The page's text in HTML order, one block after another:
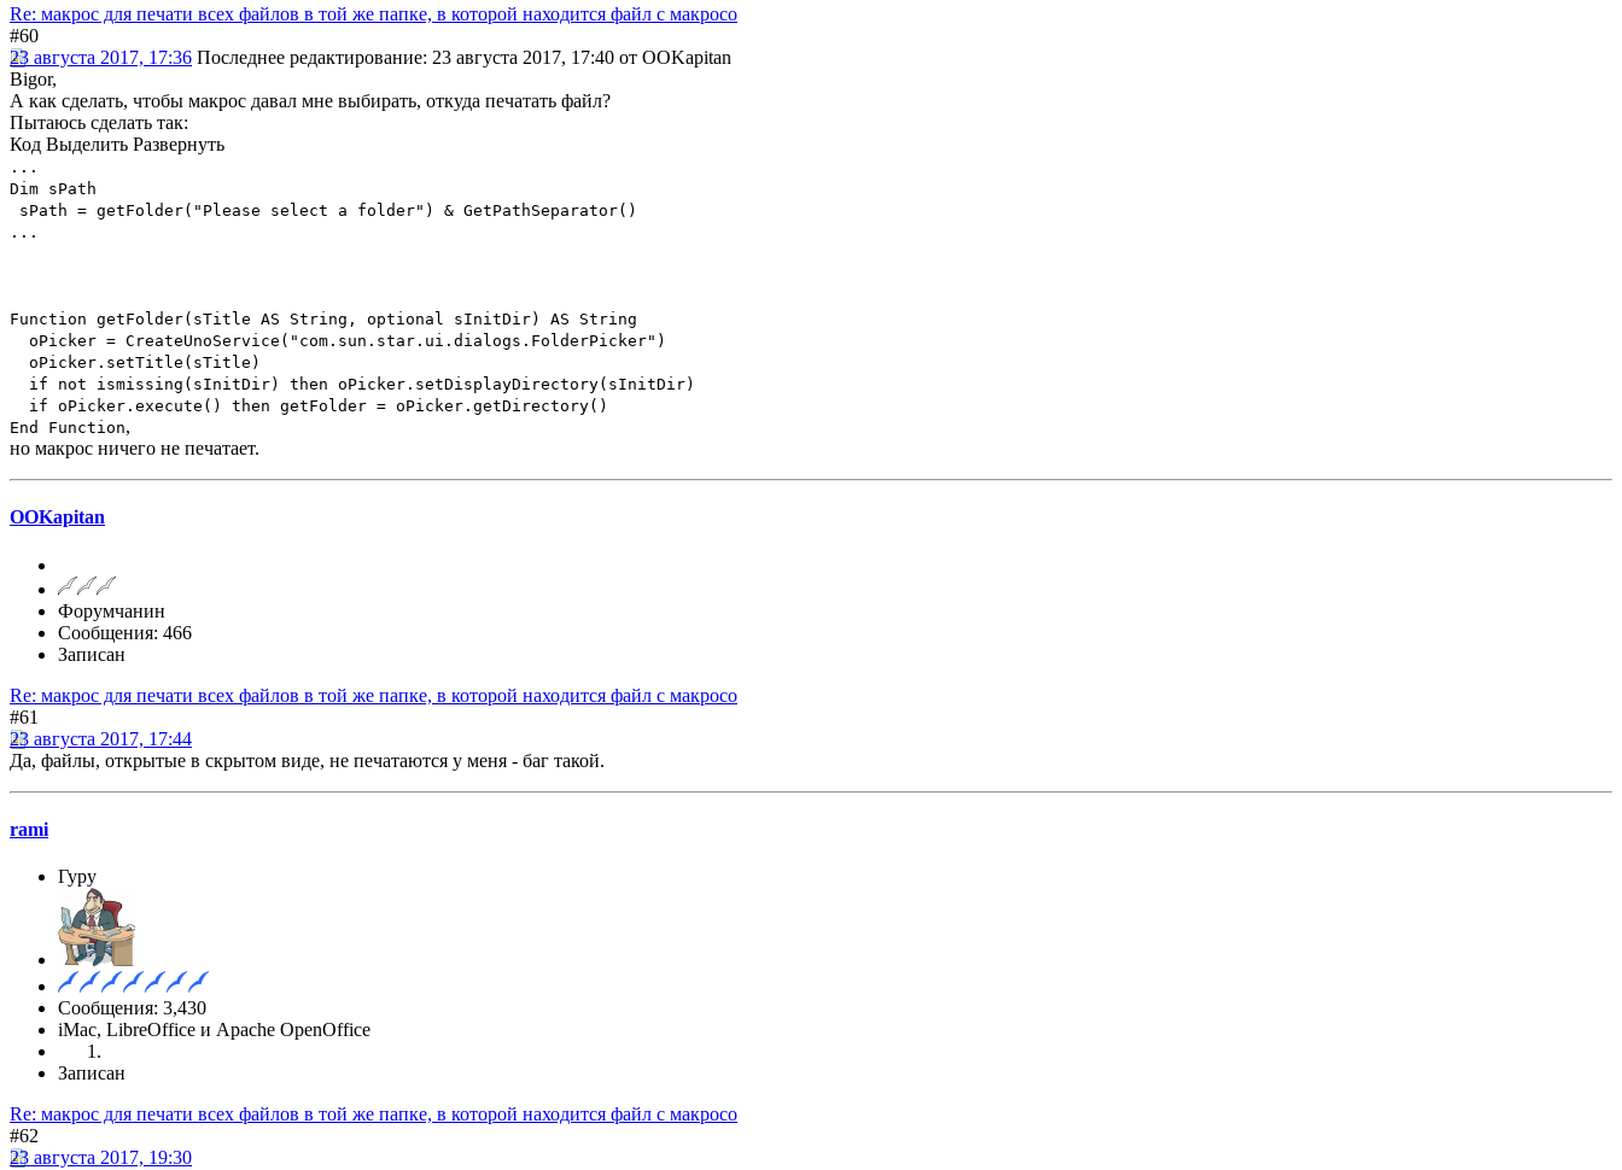
Re: макрос для печати всех файлов в той же папке, в которой находится файл с макросо
#60
23 августа 2017, 17:36 Последнее редактирование: 23 августа 2017, 17:40 от OOKapitan
Bigor,
А как сделать, чтобы макрос давал мне выбирать, откуда печатать файл?
Пытаюсь сделать так:
Код Выделить Развернуть
...
Dim sPath
sPath = getFolder("Please select a folder") & GetPathSeparator()
...
Function getFolder(sTitle AS String, optional sInitDir) AS String
oPicker = CreateUnoService("com.sun.star.ui.dialogs.FolderPicker")
oPicker.setTitle(sTitle)
if not ismissing(sInitDir) then oPicker.setDisplayDirectory(sInitDir)
if oPicker.execute() then getFolder = oPicker.getDirectory()
End Function,
но макрос ничего не печатает.
OOKapitan
Форумчанин
Сообщения: 466
Записан
Re: макрос для печати всех файлов в той же папке, в которой находится файл с макросо
#61
23 августа 2017, 17:44
Да, файлы, открытые в скрытом виде, не печатаются у меня - баг такой.
rami
Гуру
Сообщения: 3,430
iMac, LibreOffice и Apache OpenOffice
Записан
Re: макрос для печати всех файлов в той же папке, в которой находится файл с макросо
#62
23 августа 2017, 19:30